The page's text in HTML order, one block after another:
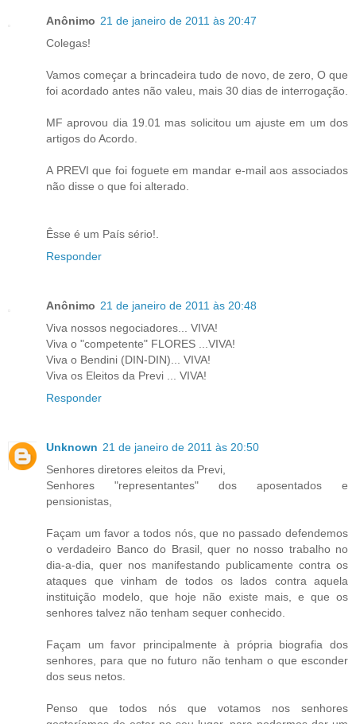
Anônimo 21 de janeiro de 2011 às 20:47
Colegas!
Vamos começar a brincadeira tudo de novo, de zero, O que
foi acordado antes não valeu, mais 30 dias de interrogação.
MF aprovou dia 19.01 mas solicitou um ajuste em um dos
artigos do Acordo.
A PREVI que foi foguete em mandar e-mail aos associados
não disse o que foi alterado.
Êsse é um País sério!.
Responder
Anônimo 21 de janeiro de 2011 às 20:48
Viva nossos negociadores... VIVA!
Viva o "competente" FLORES ...VIVA!
Viva o Bendini (DIN-DIN)... VIVA!
Viva os Eleitos da Previ ... VIVA!
Responder
Unknown 21 de janeiro de 2011 às 20:50
Senhores diretores eleitos da Previ,
Senhores "representantes" dos aposentados e
pensionistas,
Façam um favor a todos nós, que no passado defendemos
o verdadeiro Banco do Brasil, quer no nosso trabalho no
dia-a-dia, quer nos manifestando publicamente contra os
ataques que vinham de todos os lados contra aquela
instituição modelo, que hoje não existe mais, e que os
senhores talvez não tenham sequer conhecido.
Façam um favor principalmente à própria biografia dos
senhores, para que no futuro não tenham o que esconder
dos seus netos.
Penso que todos nós que votamos nos senhores